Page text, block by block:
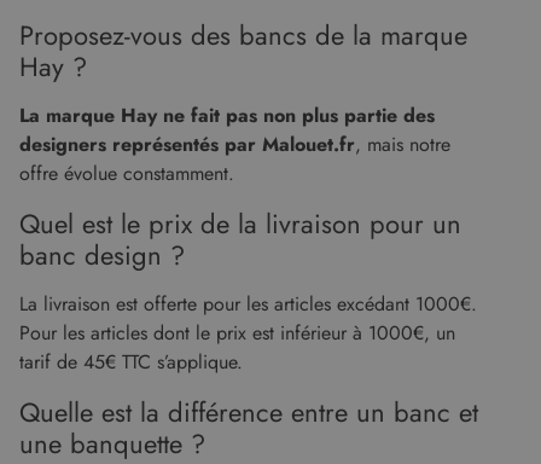
Proposez-vous des bancs de la marque
Hay ?
La marque Hay ne fait pas non plus partie des
designers représentés par Malouet.fr, mais notre
offre évolue constamment.
Quel est le prix de la livraison pour un
banc design ?
La livraison est offerte pour les articles excédant 1000€.
Pour les articles dont le prix est inférieur à 1000€, un
tarif de 45€ TTC s’applique.
Quelle est la différence entre un banc et
une banquette ?